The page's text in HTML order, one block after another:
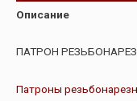
Описание
ПАТРОН
Патроны